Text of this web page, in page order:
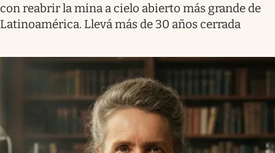
con reabrir la mina a cielo abierto más grande de
Latinoamérica. Llevá más de 30 años cerrada